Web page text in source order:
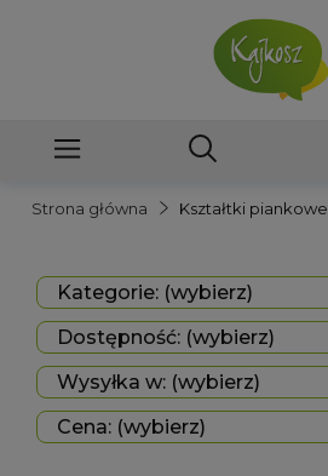
Strona główna Kształtki piankowe
Kategorie: (wybierz)
Dostępność: (wybierz)
Wysyłka w: (wybierz)
Cena: (wybierz)